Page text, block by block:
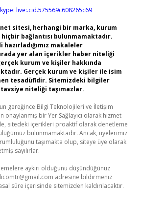
live:.cid.575569c608265c69
sitesi, herhangi bir marka, kurum
bağlantısı bulunmamaktadır.
hazırladığımız makaleler
yer alan içerikler haber niteliği
kurum ve kişiler hakkında
Gerçek kurum ve kişiler ile isim
tesadüfidir. Sitemizdeki bilgiler
niteliği taşımazlar.
gereğince Bilgi Teknolojileri ve İletişim
onaylanmış bir Yer Sağlayıcı olarak hizmet
sitedeki içerikleri proaktif olarak denetleme
bulunmamaktadır. Ancak, üyelerimiz
taşımakta olup, siteye üye olarak
sayılırlar.
aykırı olduğunu düşündüğünüz
adresine bildirmeniz
süre içerisinde sitemizden kaldırılacaktır.